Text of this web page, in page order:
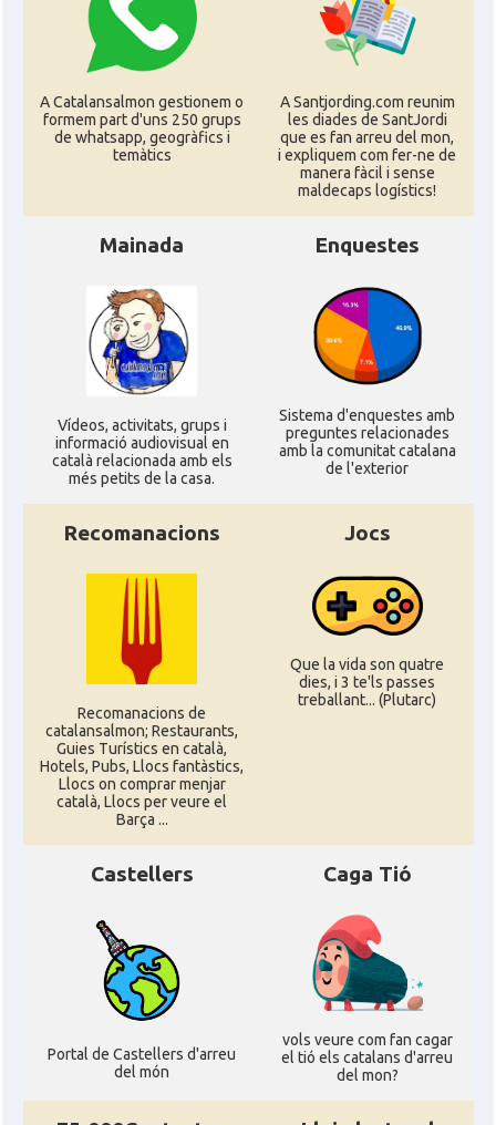
A Catalansalmon gestionem o
formem part d'uns 250 grups
de whatsapp, geogràfics i
temàtics
A Santjording.com reunim
les diades de SantJordi
que es fan arreu del mon,
i expliquem com fer-ne de
manera fàcil i sense
maldecaps logí­stics!
Mainada
Ví­deos, activitats, grups i
informació audiovisual en
català relacionada amb els
més petits de la casa.
Enquestes
Sistema d'enquestes amb
preguntes relacionades
amb la comunitat catalana
de l'exterior
Recomanacions
Recomanacions de
catalansalmon; Restaurants,
Guies Turístics en català,
Hotels, Pubs, Llocs fantàstics,
Llocs on comprar menjar
català, Llocs per veure el
Barça ...
Jocs
Que la vida son quatre
dies, i 3 te'ls passes
treballant... (Plutarc)
Castellers
Portal de Castellers d'arreu
del món
Caga Tió
vols veure com fan cagar
el tió els catalans d'arreu
del mon?